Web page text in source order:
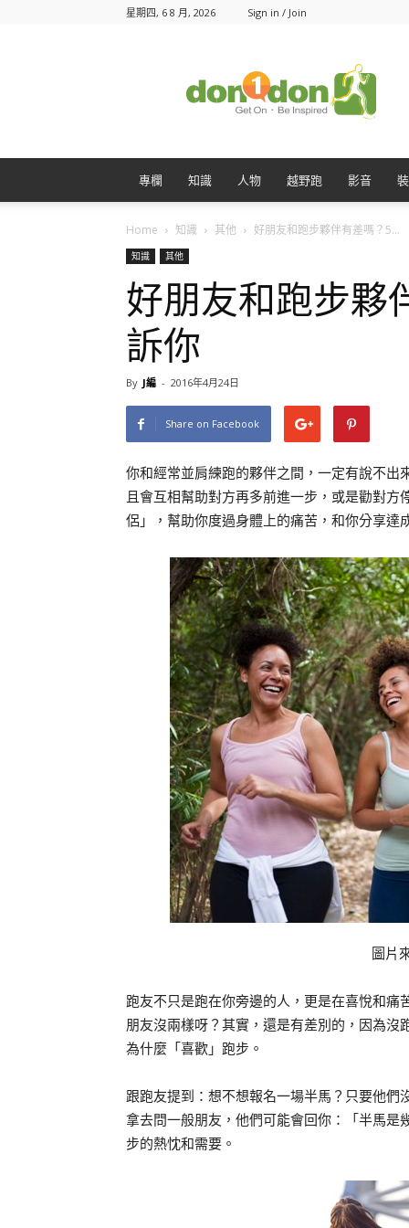
星期四, 6 8 月, 2026 Sign in / Join
專欄 知識 人物 越野跑 影音
Home 知識 其他 好朋友和跑步夥伴有差嗎？5...
知識 其他
好朋友和跑步夥
訴你
By J編 - 2016年4月24日
Share on Facebook
你和經常並肩練跑的夥伴之間，一定有說不出
且會互相幫助對方再多前進一步，或是勸對
侶」，幫助你度過身體上的痛苦，和你分享達
圖片
跑友不只是跑在你旁邊的人，更是在喜悅和
朋友沒兩樣呀？其實，還是有差別的，因為
為什麼「喜歡」跑步。
跟跑友提到：想不想報名一場半馬？只要他
拿去問一般朋友，他們可能會回你：「半馬是
步的熱忱和需要。